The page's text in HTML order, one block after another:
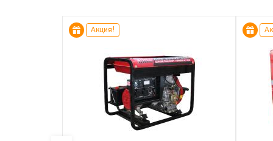
Акция!